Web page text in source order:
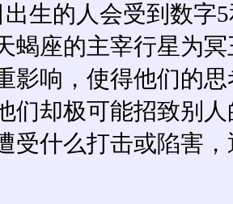
的人会受到数字5
蝎座的主宰行星为
影响，使得他们的
们却极可能招致别
受什么打击或陷害